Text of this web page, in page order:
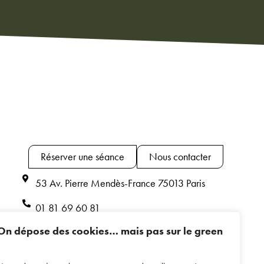
dépose des cookies… mais pas sur le green
Réserver une séance Nous contacter
53 Av. Pierre Mendès-France 75013 Paris
01 81 69 60 81